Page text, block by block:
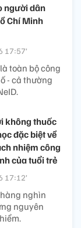
người dân
Chí Minh
17:57’
toàn bộ công
- cả thường
không thuốc
đặc biệt về
nhiệm công
của tuổi trẻ
17:12’
nghìn
nguyên